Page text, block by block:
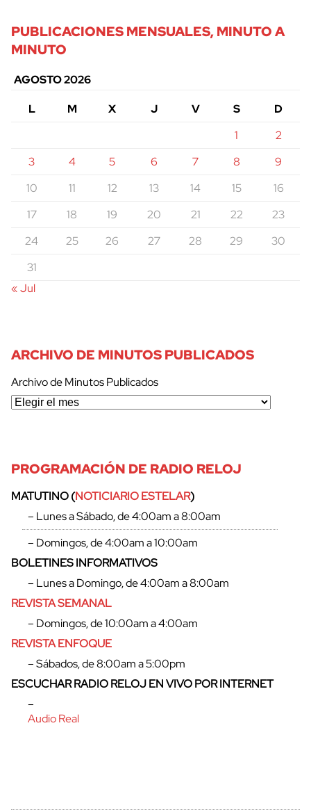
PUBLICACIONES MENSUALES, MINUTO A
MINUTO
AGOSTO 2026
L
M X J V S
D
1
2
3
4 5 6 7 8
9
10
11 12 13 14 15
16
17
18 19 20 21 22
23
24
25 26 27 28 29
30
31
« Jul
ARCHIVO DE MINUTOS PUBLICADOS
Archivo de Minutos Publicados
PROGRAMACIÓN DE RADIO RELOJ
MATUTINO (NOTICIARIO ESTELAR)
– Lunes a Sábado, de 4:00am a 8:00am
– Domingos, de 4:00am a 10:00am
BOLETINES INFORMATIVOS
– Lunes a Domingo, de 4:00am a 8:00am
REVISTA SEMANAL
– Domingos, de 10:00am a 4:00am
REVISTA ENFOQUE
– Sábados, de 8:00am a 5:00pm
ESCUCHAR RADIO RELOJ EN VIVO POR INTERNET
–
Audio Real